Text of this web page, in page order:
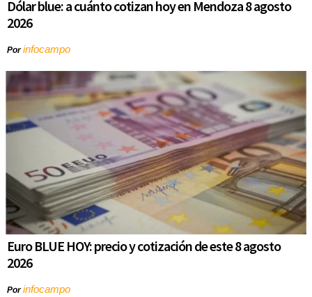
Dólar blue: a cuánto cotizan hoy en Mendoza 8 agosto
2026
Porinfocampo
Euro BLUE HOY: precio y cotización de este 8 agosto
2026
Porinfocampo